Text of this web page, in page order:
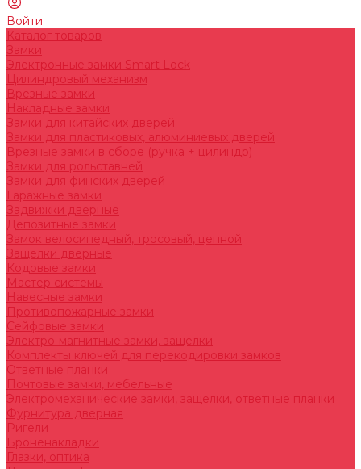
Войти
Каталог товаров
Замки
Электронные замки Smart Lock
Цилиндровый механизм
Врезные замки
Накладные замки
Замки для китайских дверей
Замки для пластиковых, алюминиевых дверей
Врезные замки в сборе (ручка + цилиндр)
Замки для рольставней
Замки для финских дверей
Гаражные замки
Задвижки дверные
Депозитные замки
Замок велосипедный, тросовый, цепной
Защелки дверные
Кодовые замки
Мастер системы
Навесные замки
Противопожарные замки
Сейфовые замки
Электро-магнитные замки, защелки
Комплекты ключей для перекодировки замков
Ответные планки
Почтовые замки, мебельные
Электромеханические замки, защелки, ответные планки
Фурнитура дверная
Ригели
Броненакладки
Глазки, оптика